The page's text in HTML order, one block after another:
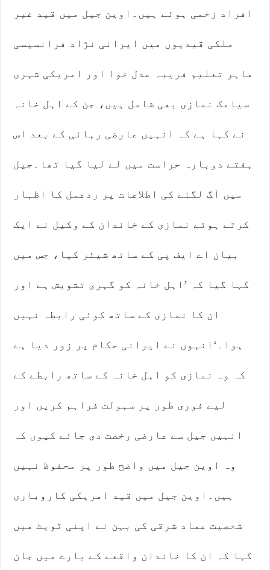
افراد زخمی ہوئے ہیں۔اوین جیل میں قید غیر
ملکی قیدیوں میں ایرانی نژاد فرانسیسی
ماہر تعلیم فریبہ عدل خوا اور امریکی شہری
سیامک نمازی بھی شامل ہیں، جن کے اہل خانہ
نے کہا ہے کہ انہیں عارضی رہائی کے بعد اس
ہفتے دوبارہ حراست میں لے لیا گیا تھا۔جیل
میں آگ لگنے کی اطلاعات پر ردعمل کا اظہار
کرتے ہوئے نمازی کے خاندان کے وکیل نے ایک
بیان اے ایف پی کے ساتھ شیئر کیا، جس میں
کہا گیا کہ ’اہل خانہ کو گہری تشویش ہے اور
ان کا نمازی کے ساتھ کوئی رابطہ نہیں
ہوا۔‘انہوں نے ایرانی حکام پر زور دیا ہے
کہ وہ نمازی کو اہل خانہ کے ساتھ رابطے کے
لیے فوری طور پر سہولت فراہم کریں اور
انہیں جیل سے عارضی رخصت دی جائے کیوں کہ
وہ اوین جیل میں واضح طور پر محفوظ نہیں
ہیں۔اوین جیل میں قید امریکی کاروباری
شخصیت عماد شرقی کی بہن نے اپنی ٹویٹ میں
کہا کہ ان کا خاندان واقعے کے بارے میں جان